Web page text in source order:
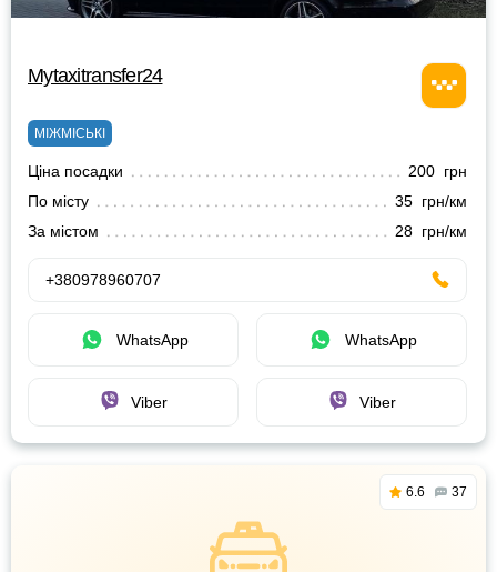
Mytaxitransfer24
МІЖМІСЬКІ
Ціна посадки
200 грн
По місту
35 грн/км
За містом
28 грн/км
+380978960707
WhatsApp WhatsApp
Viber Viber
6.6 37